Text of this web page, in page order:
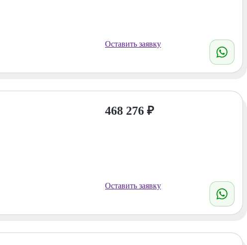
Оставить заявку
468 276 ₽
Оставить заявку